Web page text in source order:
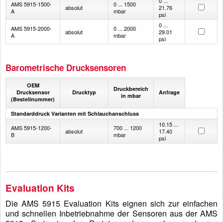
AMS 5915-1500-
A
absolut
0 ... 1500
mbar
21.76
psi
AMS 5915-2000-
A
absolut
0 ... 2000
mbar
0 ...
29.01
psi
Barometrische Drucksensoren
OEM
Drucksensor
(Bestellnummer)
Drucktyp
Druckbereich
in mbar
Anfrage
Standarddruck Varianten mit Schlauchanschluss
AMS 5915-1200-
B
absolut
700 ... 1200
mbar
10.15 ...
17.40
psi
Evaluation Kits
Die AMS 5915 Evaluation Kits eignen sich zur einfachen
und schnellen Inbetriebnahme der Sensoren aus der AMS